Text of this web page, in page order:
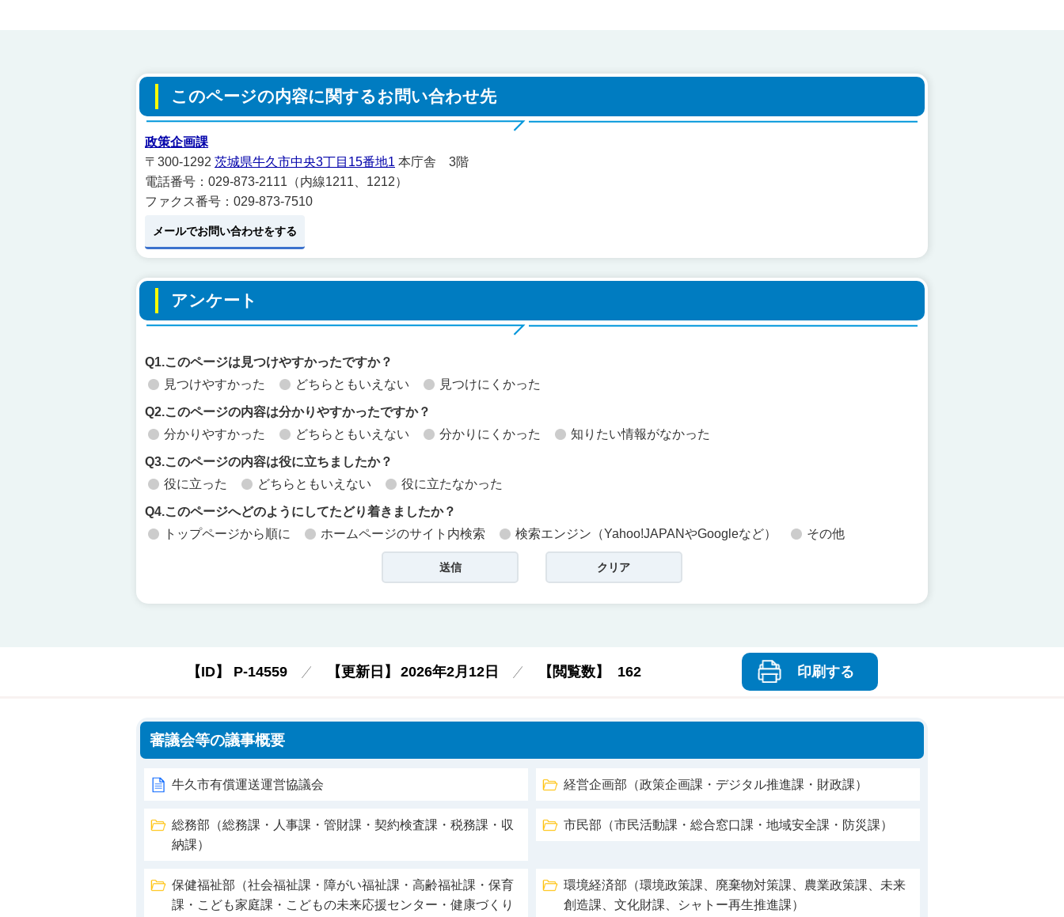
このページの内容に関するお問い合わせ先
政策企画課
〒300-1292 茨城県牛久市中央3丁目15番地1 本庁舎 3階
電話番号：029-873-2111（内線1211、1212）
ファクス番号：029-873-7510
メールでお問い合わせをする
アンケート
Q1.このページは見つけやすかったですか？
見つけやすかった
どちらともいえない 見つけにくかった
Q2.このページの内容は分かりやすかったですか？
分かりやすかった
どちらともいえない 分かりにくかった 知りたい情報がなかった
Q3.このページの内容は役に立ちましたか？
役に立った
どちらともいえない 役に立たなかった
Q4.このページへどのようにしてたどり着きましたか？
トップページから順に
ホームページのサイト内検索 検索エンジン（Yahoo!JAPANやGoogleなど） その他
【ID】 P-14559 【更新日】 2026年2月12日 【閲覧数】 162 印刷する
審議会等の議事概要
牛久市有償運送運営協議会 経営企画部（政策企画課・デジタル推進課・財政課）
総務部（総務課・人事課・管財課・契約検査課・税務課・収
納課）
市民部（市民活動課・総合窓口課・地域安全課・防災課）
保健福祉部（社会福祉課・障がい福祉課・高齢福祉課・保育
課・こども家庭課・こどもの未来応援センター・健康づくり
環境経済部（環境政策課、廃棄物対策課、農業政策課、未来
創造課、文化財課、シャトー再生推進課）